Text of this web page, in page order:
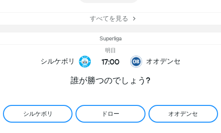
すべてを見る
Superliga
シルケボリ
明日
17:00 オオデンセ
誰が勝つのでしょう?
シルケボリ ドロー オオデンセ